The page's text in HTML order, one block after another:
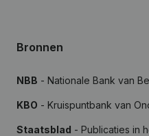
Bronnen
NBB - Nationale Bank van
KBO - Kruispuntbank van
Staatsblad - Publicaties in